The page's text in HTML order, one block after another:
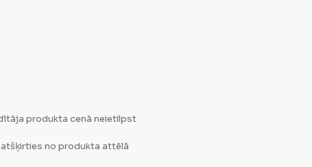
produkta cenā neietilpst
no produkta attēlā